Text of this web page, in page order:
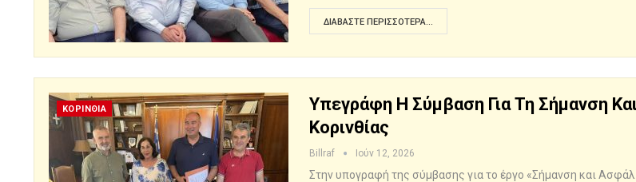
ΔΙΑΒΆΣΤΕ ΠΕΡΙΣΣΌΤΕΡΑ...
ΚΟΡΙΝΘΙΑ
Υπεγράφη Η Σύμβαση Για Τη Σήμανση
Κορινθίας
Billraf Ιούν 12, 2026
Στην υπογραφή της σύμβασης για το έργο «Σήμανση και